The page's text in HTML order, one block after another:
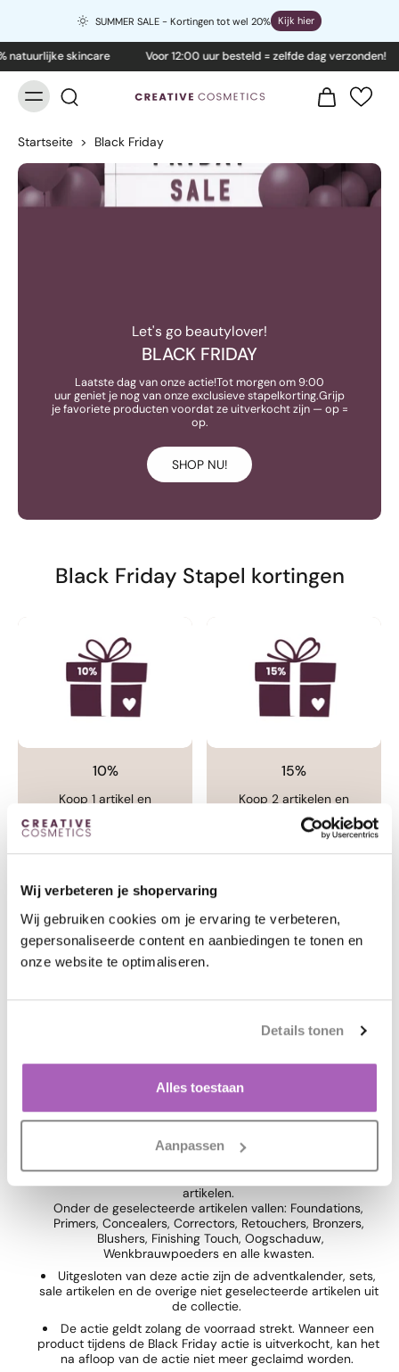
Wij verbeteren je shopervaring
Wij gebruiken cookies om je ervaring te verbeteren,
gepersonaliseerde content en aanbiedingen te tonen en
onze website te optimaliseren.
Details tonen
Alles toestaan
Aanpassen
SUMMER SALE - Kortingen tot wel 20% Kijk hier
natuurlijke skincare Voor 12:00 uur besteld = zelfde dag verzonden!
Startseite > Black Friday
Let's go beautylover!
BLACK FRIDAY
Laatste dag van onze actie!Tot morgen om 9:00
uur geniet je nog van onze exclusieve stapelkorting.Grijp
je favoriete producten voordat ze uitverkocht zijn — op =
op.
SHOP NU!
Black Friday Stapel kortingen
10%
Koop 1 artikel en
ontvang 10 % korting.
15%
Koop 2 artikelen en
ontvang 15% korting.
De stapelkorting is enkel geldig op geselecteerde
artikelen.
Onder de geselecteerde artikelen vallen: Foundations,
Primers, Concealers, Correctors, Retouchers, Bronzers,
Blushers, Finishing Touch, Oogschaduw,
Wenkbrauwpoeders en alle kwasten.
Uitgesloten van deze actie zijn de adventkalender, sets,
sale artikelen en de overige niet geselecteerde artikelen uit
de collectie.
De actie geldt zolang de voorraad strekt. Wanneer een
product tijdens de Black Friday actie is uitverkocht, kan het
na afloop van de actie niet meer geclaimd worden.